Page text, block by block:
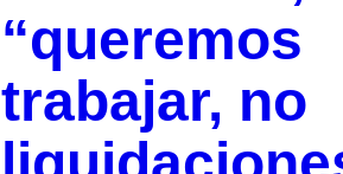
“queremos
trabajar, no